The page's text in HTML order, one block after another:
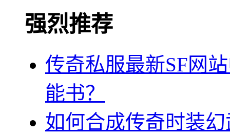
强烈推荐
传奇私服最新SF网
能书？
如何合成传奇时装